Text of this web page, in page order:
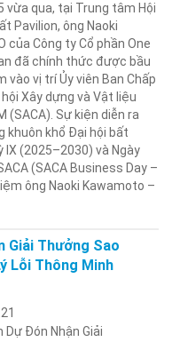
vừa qua, tại Trung tâm Hội
Pavilion, ông Naoki
của Công ty Cổ phần One
đã chính thức được bầu
vào vị trí Ủy viên Ban Chấp
hội Xây dựng và Vật liệu
(SACA). Sự kiện diễn ra
khuôn khổ Đại hội bất
(2025–2030) và Ngày
(SACA Business Day –
ông Naoki Kawamoto –
Giải Thưởng Sao
Lỗi Thông Minh
Đón Nhận Giải